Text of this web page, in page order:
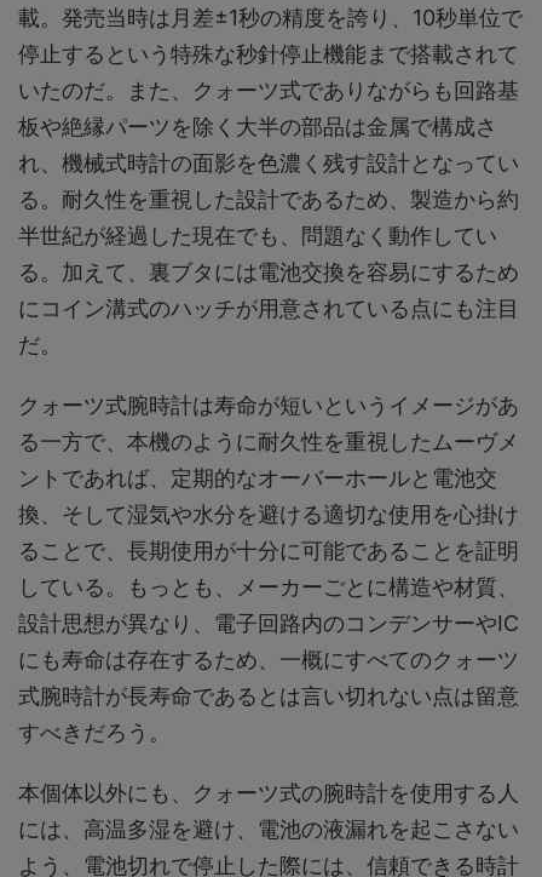
載。発売当時は月差±1秒の精度を誇り、10秒単位で
停止するという特殊な秒針停止機能まで搭載されて
いたのだ。また、クォーツ式でありながらも回路基
板や絶縁パーツを除く大半の部品は金属で構成さ
れ、機械式時計の面影を色濃く残す設計となってい
る。耐久性を重視した設計であるため、製造から約
半世紀が経過した現在でも、問題なく動作してい
る。加えて、裏ブタには電池交換を容易にするため
にコイン溝式のハッチが用意されている点にも注目
だ。
クォーツ式腕時計は寿命が短いというイメージがあ
る一方で、本機のように耐久性を重視したムーヴメ
ントであれば、定期的なオーバーホールと電池交
換、そして湿気や水分を避ける適切な使用を心掛け
ることで、長期使用が十分に可能であることを証明
している。もっとも、メーカーごとに構造や材質、
設計思想が異なり、電子回路内のコンデンサーやIC
にも寿命は存在するため、一概にすべてのクォーツ
式腕時計が長寿命であるとは言い切れない点は留意
すべきだろう。
本個体以外にも、クォーツ式の腕時計を使用する人
には、高温多湿を避け、電池の液漏れを起こさない
よう、電池切れで停止した際には、信頼できる時計